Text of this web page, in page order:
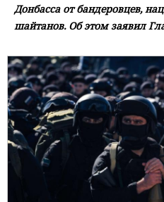
Донбасса от бандеровцев,
шайтанов. Об этом заявил